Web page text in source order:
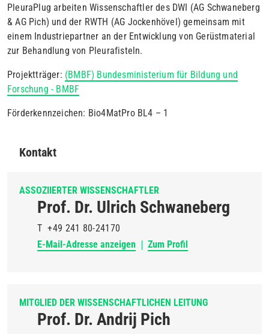
PleuraPlug arbeiten Wissenschaftler des DWI (AG Schwaneberg
& AG Pich) und der RWTH (AG Jockenhövel) gemeinsam mit
einem Industriepartner an der Entwicklung von Gerüstmaterial
zur Behandlung von Pleurafisteln.
Projektträger: (BMBF) Bundesministerium für Bildung und
Forschung - BMBF
Förderkennzeichen: Bio4MatPro BL4 – 1
Kontakt
ASSOZIIERTER WISSENSCHAFTLER
Prof. Dr. Ulrich Schwaneberg
T +49 241 80-24170
E-Mail-Adresse anzeigen
Zum Profil
MITGLIED DER WISSENSCHAFTLICHEN LEITUNG
Prof. Dr. Andrij Pich